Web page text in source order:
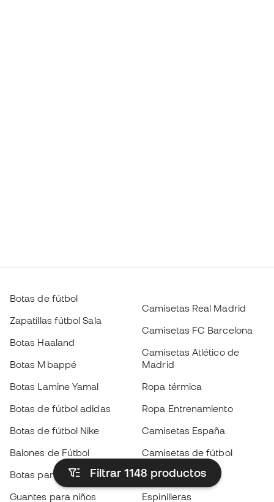
Filtrar 1148 productos
Botas de fútbol
Zapatillas fútbol Sala
Botas Haaland
Botas Mbappé
Botas Lamine Yamal
Botas de fútbol adidas
Botas de fútbol Nike
Balones de Fútbol
Botas para niños
Guantes para niños
Camisetas Real Madrid
Camisetas FC Barcelona
Camisetas Atlético de
Madrid
Ropa térmica
Ropa Entrenamiento
Camisetas España
Camisetas de fútbol
Chubasqueros
Espinilleras